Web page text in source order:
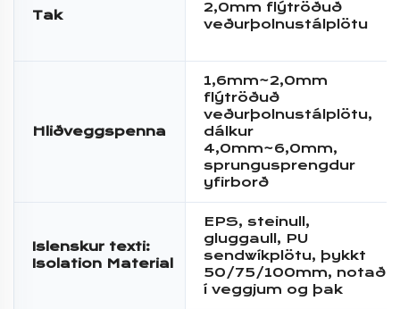
Tak
2,0mm flýtröðuð
veðurþolnustálplötu
Hliðveggspenna
1,6mm~2,0mm
flýtröðuð
veðurþolnustálplötu,
dálkur
4,0mm~6,0mm,
sprungusprengdur
yfirborð
Islenskur texti:
Isolation Material
EPS, steinull,
gluggaull, PU
sendwíkplötu, þykkt
50/75/100mm, notað
í veggjum og þak